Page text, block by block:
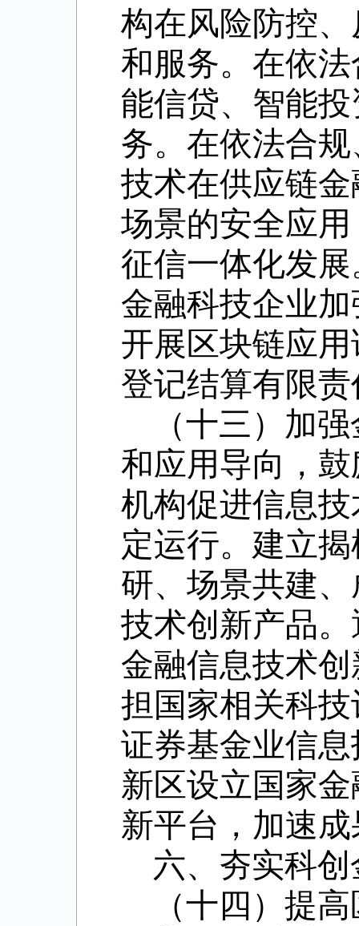
构在风险防控
和服务。在依
能信贷、智能
务。在依法合
技术在供应链
场景的安全应
征信一体化发
金融科技企业
开展区块链应
登记结算有限
（十三）加
和应用导向，
机构促进信息
定运行。建立
研、场景共建
技术创新产品
金融信息技术
担国家相关科
证券基金业信
新区设立国家
新平台，加速
六、夯实科
（十四）提